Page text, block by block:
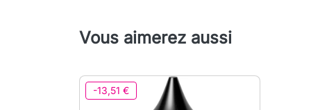
Vous aimerez aussi
-13,51 €